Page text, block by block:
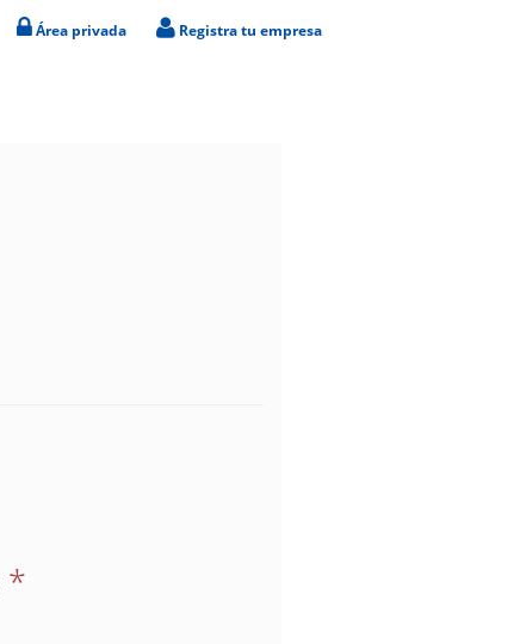
Registra tu empresa
Área privada
*